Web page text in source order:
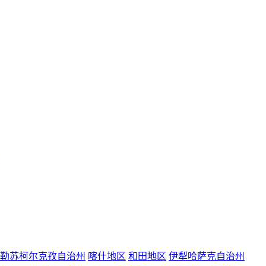
苏柯尔克孜自治州 喀什地区 和田地区 伊犁哈萨克自治州